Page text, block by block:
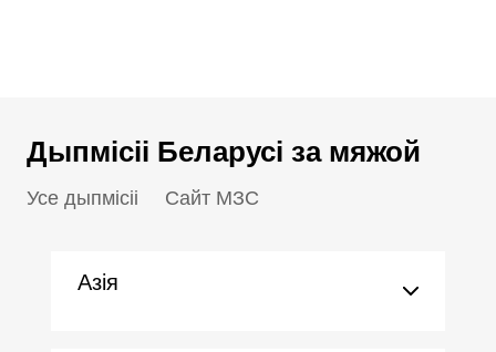
Дыпмісіі Беларусі за мяжой
Усе дыпмісіі Сайт МЗС
Азія